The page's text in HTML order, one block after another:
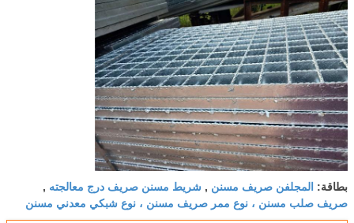
بطاقة: المجلفن صريف مسنن , شريط مسنن صريف درج معالجته ,
صريف صلب مسنن ، نوع ممر صريف مسنن ، نوع شبكي معدني مسنن